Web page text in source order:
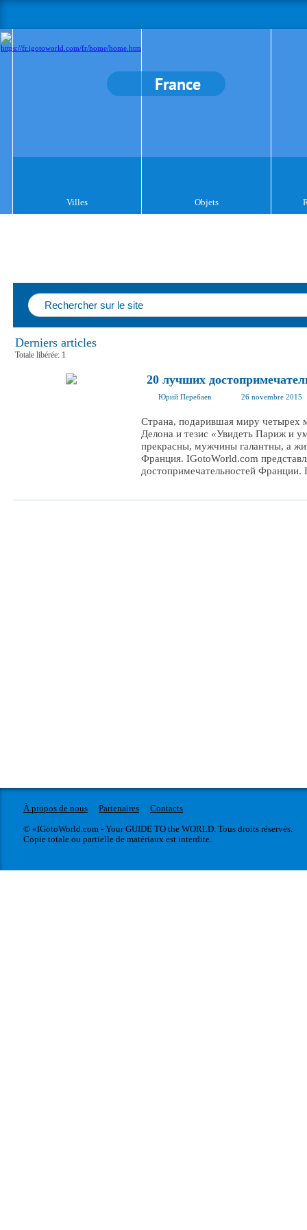
France
Villes Objets
Derniers articles
Totale libérée: 1
20 лучших
Юрий Перебаев 26 novembre 2015
Страна, подарившая миру четырех
Делона и тезис «Увидеть Париж и
прекрасны, мужчины галантны, а
Франция. IGotoWorld.com
достопримечательностей Франции.
À propos de nous Partenaires
Contacts
© «IGotoWorld.com - Your GUIDE TO the WORLD. Tous droits réservés.
Copie totale ou partielle de matériaux est interdite.